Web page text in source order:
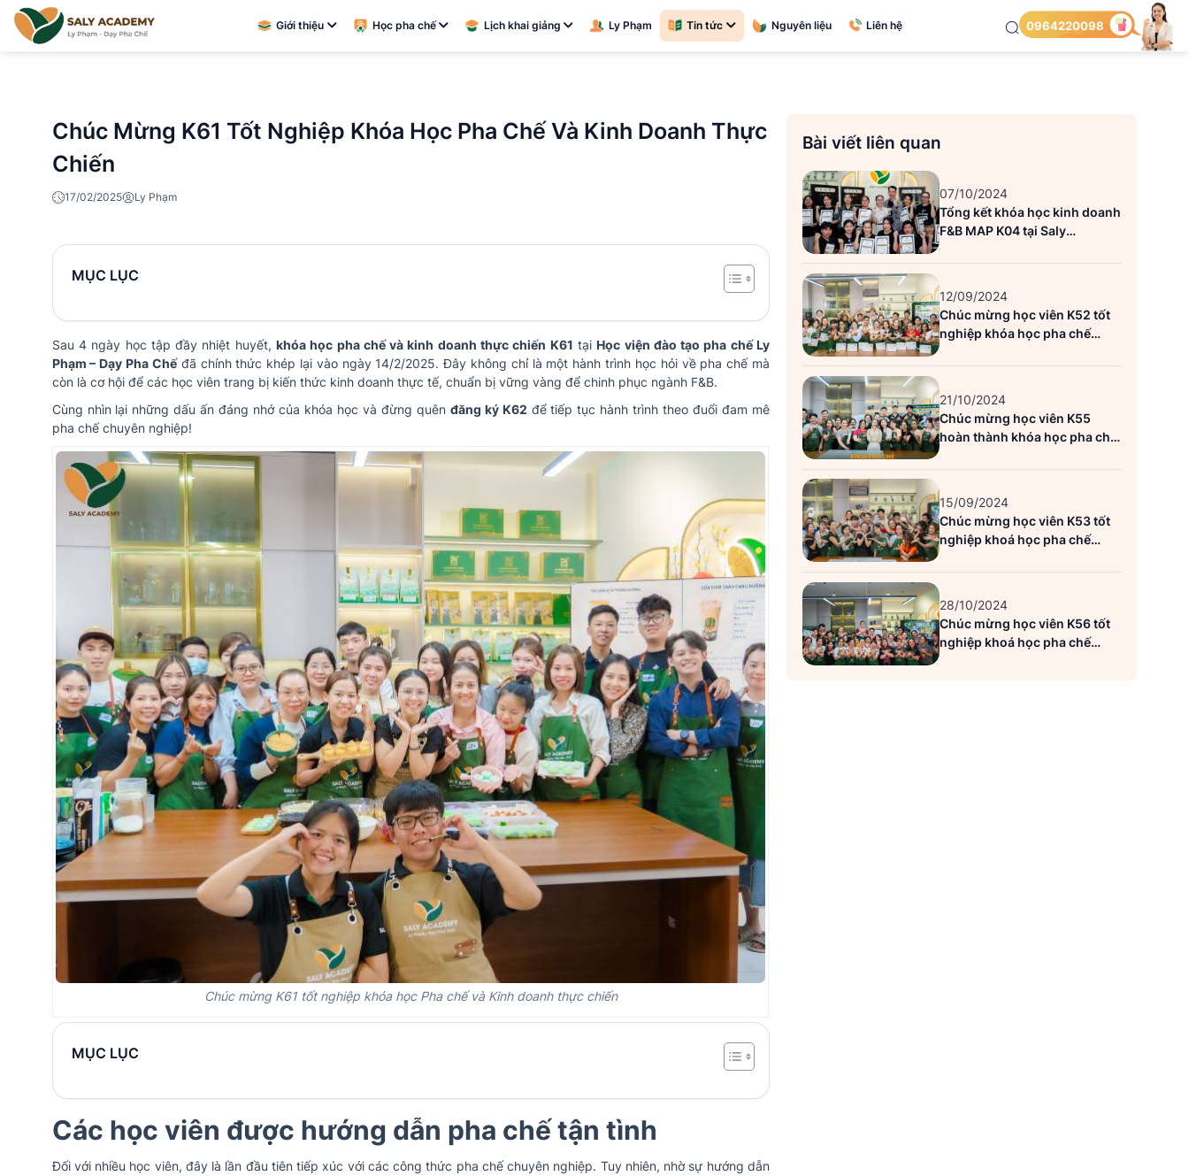
Giới thiệu Học pha chế Lịch khai giảng Ly Phạm Tin tức Nguyên liệu Liên hệ 0964220098
Chúc Mừng K61 Tốt Nghiệp Khóa Học Pha Chế Và Kinh Doanh Thực
Chiến
17/02/2025 Ly Phạm
MỤC LỤC
Sau 4 ngày học tập đầy nhiệt huyết, khóa học pha chế và kinh doanh thực chiến K61 tại Học viện đào tạo pha chế Ly
Phạm – Dạy Pha Chếđã chính thức khép lại vào ngày 14/2/2025. Đây không chỉ là một hành trình học hỏi về pha chế mà
còn là cơ hội để các học viên trang bị kiến thức kinh doanh thực tế, chuẩn bị vững vàng để chinh phục ngành F&B.
Cùng nhìn lại những dấu ấn đáng nhớ của khóa học và đừng quên đăng ký K62 để tiếp tục hành trình theo đuổi đam mê
pha chế chuyên nghiệp!
Chúc mừng K61 tốt nghiệp khóa học Pha chế và Kinh doanh thực chiến
MỤC LỤC
Các học viên được hướng dẫn pha chế tận tình
Đối với nhiều học viên, đây là lần đầu tiên tiếp xúc với các công thức pha chế chuyên nghiệp. Tuy nhiên, nhờ sự hướng dẫn
Bài viết liên quan
07/10/2024
Tổng kết khóa học kinh doanh
F&B MAP K04 tại Saly
Academy
12/09/2024
Chúc mừng học viên K52 tốt
nghiệp khóa học pha chế
tổng hợp
21/10/2024
Chúc mừng học viên K55
hoàn thành khóa học pha chế
tổng hợp
15/09/2024
Chúc mừng học viên K53 tốt
nghiệp khoá học pha chế
tổng hợp
28/10/2024
Chúc mừng học viên K56 tốt
nghiệp khoá học pha chế
tổng hợp